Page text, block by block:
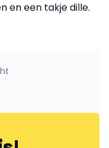
en een takje dille.